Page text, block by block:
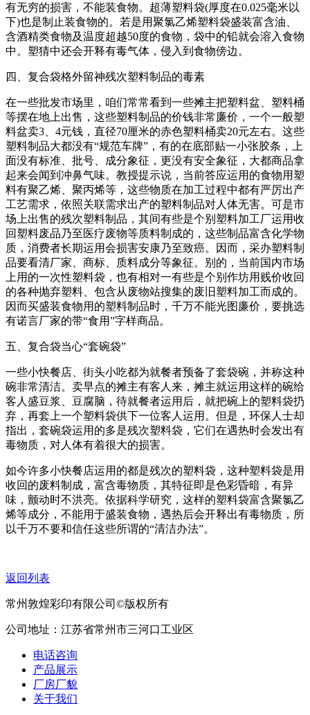
有无穷的损害，不能装食物。超薄塑料袋(厚度在0.025毫米以
下)也是制止装食物的。若是用聚氯乙烯塑料袋盛装富含油、
含酒精类食物及温度超越50度的食物，袋中的铅就会溶入食物
中。塑猜中还会开释有毒气体，侵入到食物傍边。
四、复合袋格外留神残次塑料制品的毒素
在一些批发市场里，咱们常常看到一些摊主把塑料盆、塑料桶
等摆在地上出售，这些塑料制品的价钱非常廉价，一个一般塑
料盆卖3、4元钱，直径70厘米的赤色塑料桶卖20元左右。这些
塑料制品大都没有“规范车牌”，有的在底部贴一小张胶条，上
面没有标准、批号、成分象征，更没有安全象征，大都商品拿
起来会闻到冲鼻气味。教授提示说，当前答应运用的食物用塑
料有聚乙烯、聚丙烯等，这些物质在加工过程中都有严厉出产
工艺需求，依照关联需求出产的塑料制品对人体无害。可是市
场上出售的残次塑料制品，其间有些是个别塑料加工厂运用收
回塑料废品乃至医疗废物等质料制成的，这些制品富含化学物
质，消费者长期运用会损害安康乃至致癌。因而，采办塑料制
品要看清厂家、商标、质料成分等象征。别的，当前国内市场
上用的一次性塑料袋，也有相对一有些是个别作坊用贱价收回
的各种抛弃塑料、包含从废物站搜集的废旧塑料加工而成的。
因而买盛装食物用的塑料制品时，千万不能光图廉价，要挑选
有诺言厂家的带“食用”字样商品。
五、复合袋当心“套碗袋”
一些小快餐店、街头小吃都为就餐者预备了套袋碗，并称这种
碗非常清洁。卖早点的摊主有客人来，摊主就运用这样的碗给
客人盛豆浆、豆腐脑，待就餐者运用后，就把碗上的塑料袋扔
弃，再套上一个塑料袋供下一位客人运用。但是，环保人士却
指出，套碗袋运用的多是残次塑料袋，它们在遇热时会发出有
毒物质，对人体有着很大的损害。
如今许多小快餐店运用的都是残次的塑料袋，这种塑料袋是用
收回的废料制成，富含毒物质，其特征即是色彩昏暗，有异
味，颤动时不洪亮。依据科学研究，这样的塑料袋富含聚氯乙
烯等成分，不能用于盛装食物，遇热后会开释出有毒物质，所
以千万不要和信任这些所谓的“清洁办法”。
返回列表
常州敦煌彩印有限公司©版权所有
公司地址：江苏省常州市三河口工业区
电话咨询
产品展示
厂房厂貌
关于我们